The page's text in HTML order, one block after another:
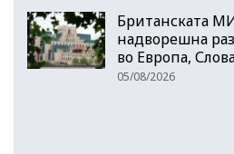
Британската
надворешна
во Европа,
05/08/2026